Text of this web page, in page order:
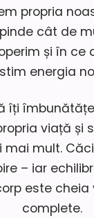
propria
cât de
și în ce
energia
îți
viață și
mai mult.
– iar
este cheia
complete.